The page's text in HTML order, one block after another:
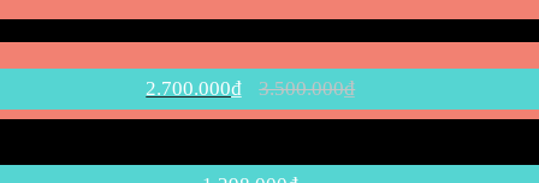
2.700.000₫ 3.500.000₫